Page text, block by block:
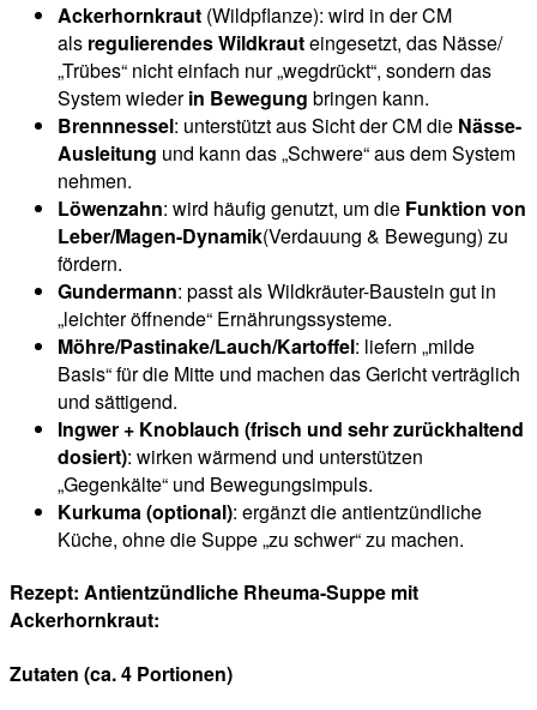
Ackerhornkraut (Wildpflanze): wird in der CM
als regulierendes Wildkrauteingesetzt, das Nässe/
„Trübes“ nicht einfach nur „wegdrückt“, sondern das
System wiederin Bewegung bringen kann.
Brennnessel: unterstützt aus Sicht der CM die Nässe-
Ausleitung und kann das „Schwere“ aus dem System
nehmen.
Löwenzahn: wird häufig genutzt, um die Funktion von
Leber/Magen-Dynamik(Verdauung & Bewegung) zu
fördern.
Gundermann: passt als Wildkräuter-Baustein gut in
„leichter öffnende“ Ernährungssysteme.
Möhre/Pastinake/Lauch/Kartoffel: liefern „milde
Basis“ für die Mitte und machen das Gericht verträglich
und sättigend.
Ingwer + Knoblauch (frisch und sehr zurückhaltend
dosiert): wirken wärmend und unterstützen
„Gegenkälte“ und Bewegungsimpuls.
Kurkuma (optional): ergänzt die antientzündliche
Küche, ohne die Suppe „zu schwer“ zu machen.
Rezept: Antientzündliche Rheuma-Suppe mit
Ackerhornkraut:
Zutaten (ca. 4 Portionen)